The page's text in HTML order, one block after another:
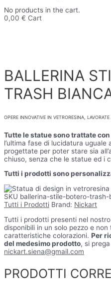
No products in the cart.
0,00 € Cart
BALLERINA
TRASH
OPERE INNOVATIVE IN VETRORESINA,
Tutte le statue sono trattate
l’ultima fase di lucidatura
progettate per poter stare sia
chiuso, senza che le statue ed i
Tutti i prodotti sono
SKU ballerina-stile-botero-
Tutti i Prodotti Brand: Nickart
Tutti i prodotti presenti nel
disponibili in un solo pezzo e
caratteristiche colorazioni. Per
del medesimo prodotto, si
nickart.siena@gmail.com
PRODOTTI